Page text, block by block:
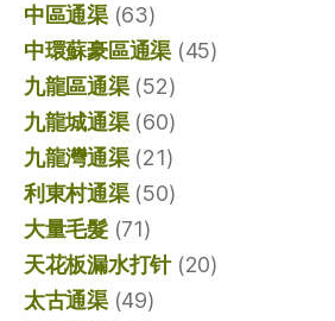
中區通渠(63)
中環蘇豪區通渠 (45)
九龍區通渠(52)
九龍城通渠(60)
九龍灣通渠(21)
利東村通渠(50)
大量毛髮(71)
天花板漏水打针(20)
太古通渠(49)